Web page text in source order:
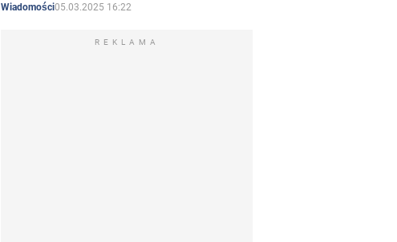
Wiadomości05.03.2025 16:22
REKLAMA